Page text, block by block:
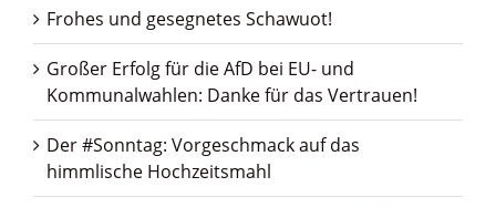
Frohes und gesegnetes Schawuot!
Großer Erfolg für die AfD bei EU- und
Kommunalwahlen: Danke für das Vertrauen!
Der #Sonntag: Vorgeschmack auf das
himmlische Hochzeitsmahl